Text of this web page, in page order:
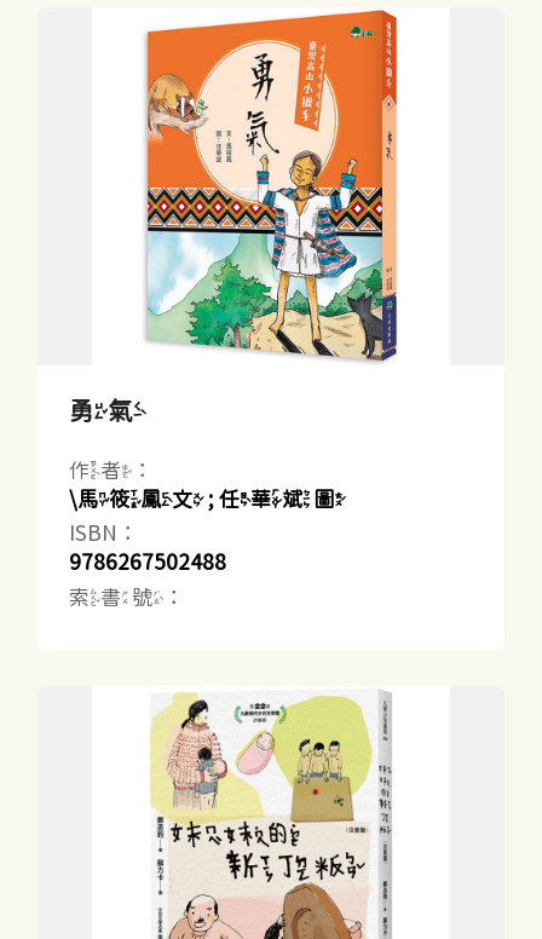
勇氣
作者：
\馬筱鳳文 ; 任華斌圖
ISBN：
9786267502488
索書號：